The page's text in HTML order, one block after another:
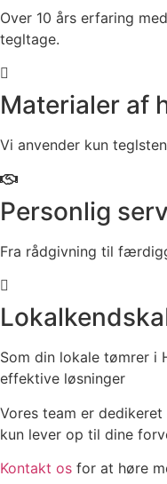
Over 10 års erfaring
tegltage.
Materialer af
Vi anvender kun
Personlig
Fra rådgivning til
Som din lokale tømrer i
effektive løsninger
Vores team er
kun lever op til dine
Kontakt os for at høre